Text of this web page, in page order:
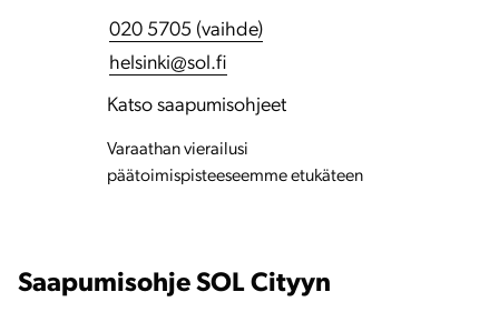
020 5705 (vaihde)
helsinki@sol.fi
Katso saapumisohjeet
Varaathan vierailusi
päätoimispisteeseemme etukäteen
Saapumisohje SOL Cityyn